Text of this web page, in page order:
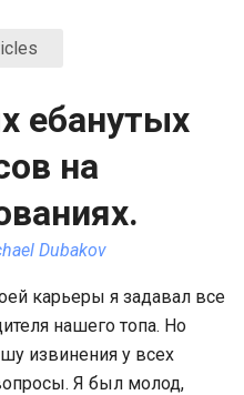
ебанутых
на
Dubakov
карьеры я задавал все
нашего топа. Но
извинения у всех
Я был молод,